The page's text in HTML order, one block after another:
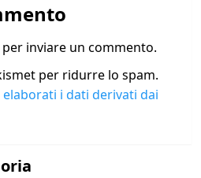
per inviare un commento.
per ridurre lo spam.
i dati derivati dai